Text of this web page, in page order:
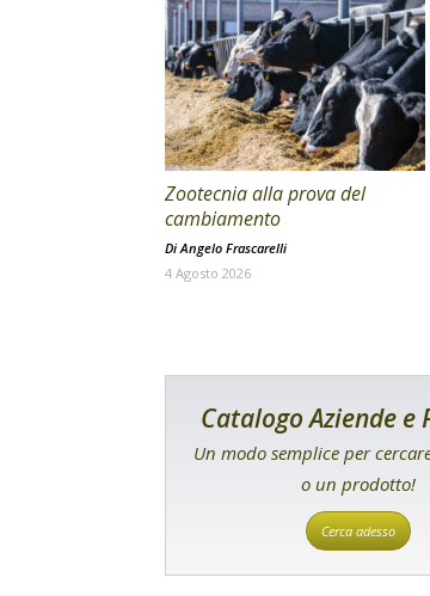
Zootecnia alla prova del
cambiamento
Di Angelo Frascarelli
4 Agosto 2026
Catalogo Aziende e
Un modo semplice per
o un prodotto!
Cerca adesso